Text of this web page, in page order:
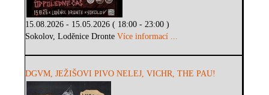
15.08.2026 - 15.05.2026 ( 18:00 - 23:00 )
Sokolov, Loděnice DronteVíce informací ...
DGVM, JEŽIŠOVI PIVO NELEJ, VICHR, THE PAU!